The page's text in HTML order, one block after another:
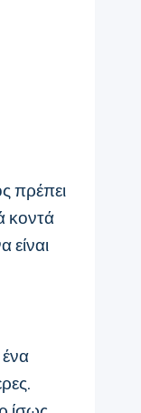
πρέπει
κοντά
είναι